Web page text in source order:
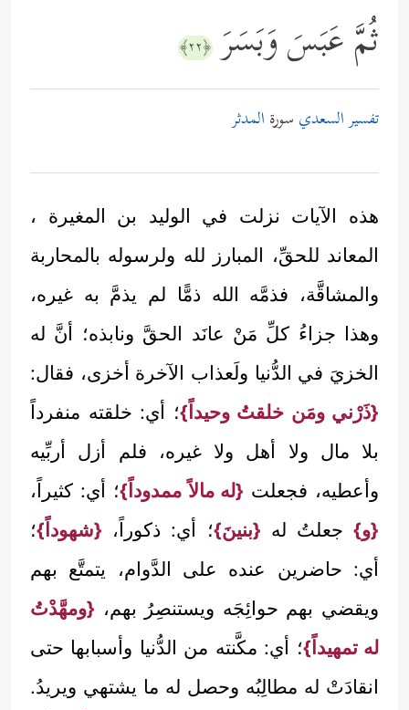
ثُمَّ عَبَسَ وَبَسَرَ ﴿٢٢﴾
تفسير السعدي سورة المدثر
هذه الآيات نزلت في الوليد بن المغيرة ،
المعاند للحقِّ، المبارز لله ولرسوله بالمحاربة
والمشاقَّة، فذمَّه الله ذمًّا لم يذمَّ به غيره،
وهذا جزاءُ كلِّ مَنْ عانَد الحقَّ ونابذه؛ أنَّ له
الخزيَ في الدُّنيا ولَعذاب الآخرة أخزى، فقال:
{ذَرْني ومَن خلقتُ وحيداً}؛ أي: خلقته منفرداً
بلا مال ولا أهل ولا غيره، فلم أزل أربِّيه
وأعطيه، فجعلت {له مالاً ممدوداً}؛ أي: كثيراً،
{و} جعلتُ له {بنينَ}؛ أي: ذكوراً، {شهوداً}؛
أي: حاضرين عنده على الدَّوام، يتمتَّع بهم
ويقضي بهم حوائِجَه ويستنصِرُ بهم، {ومهَّدْتُ
له تمهيداً}؛ أي: مكَّنته من الدُّنيا وأسبابها حتى
انقادَتْ له مطالِبُه وحصل له ما يشتهي ويريدُ.